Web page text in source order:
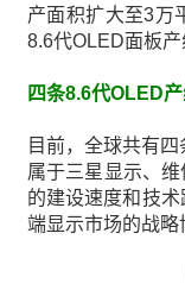
产面积扩大至3万
8.6代OLED面板产
四条8.6代OLED
目前，全球共有
属于三星显示、
的建设速度和技
端显示市场的战略